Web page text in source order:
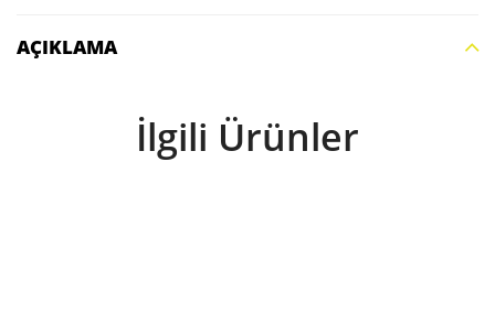
AÇIKLAMA
İlgili Ürünler